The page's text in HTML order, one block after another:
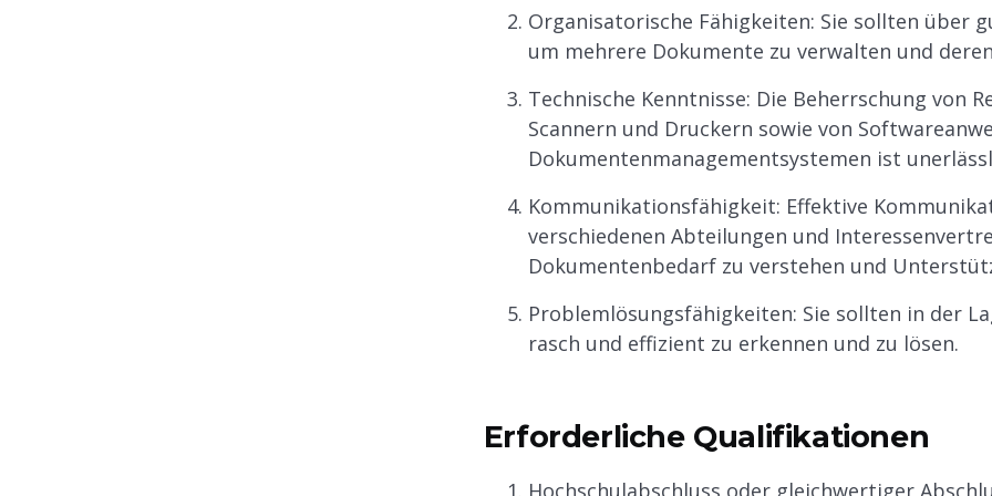
Organisatorische Fähigkeiten: Sie sollten über
um mehrere Dokumente zu verwalten und
Technische Kenntnisse: Die Beherrschung von
Scannern und Druckern sowie von
Dokumentenmanagementsystemen ist
Kommunikationsfähigkeit: Effektive
verschiedenen Abteilungen und
Dokumentenbedarf zu verstehen und
Problemlösungsfähigkeiten: Sie sollten in der
rasch und effizient zu erkennen und zu lösen.
Erforderliche Qualifikationen
Hochschulabschluss oder gleichwertiger